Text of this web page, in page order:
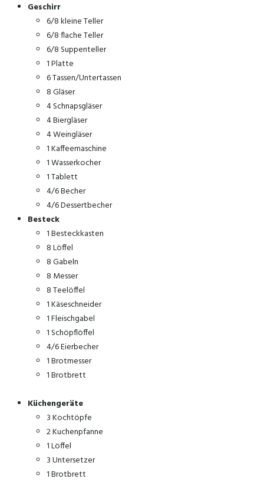
Geschirr
6/8 kleine Teller
6/8 flache Teller
6/8 Suppenteller
1 Platte
6 Tassen/Untertassen
8 Gläser
4 Schnapsgläser
4 Biergläser
4 Weingläser
1 Kaffeemaschine
1 Wasserkocher
1 Tablett
4/6 Becher
4/6 Dessertbecher
Besteck
1 Besteckkasten
8 Löffel
8 Gabeln
8 Messer
8 Teelöffel
1 Käseschneider
1 Fleischgabel
1 Schöpflöffel
4/6 Eierbecher
1 Brotmesser
1 Brotbrett
Küchengeräte
3 Kochtöpfe
2 Kuchenpfanne
1 Löffel
3 Untersetzer
1 Brotbrett